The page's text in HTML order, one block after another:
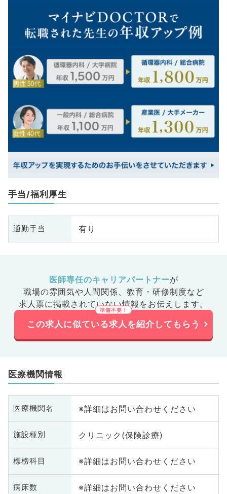
手当/福利厚生
通勤手当 有り
医師専任のキャリアパートナーが
職場の雰囲気や人間関係、 教育・研修制度など
求人票に掲載されていない情報をお伝えします。
この求人に似ている求人を紹介してもらう
医療機関情報
医療機関名 ※詳細はお問い合わせください
施設種別 クリニック(保険診療)
標榜科目 ※詳細はお問い合わせください
病床数 ※詳細はお問い合わせください